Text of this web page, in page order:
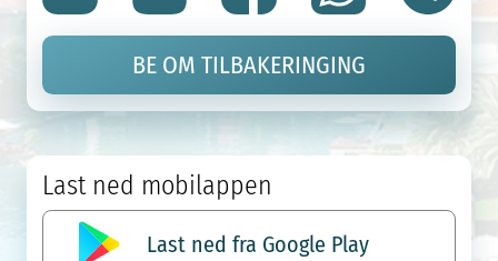
Last ned mobilappen
Last ned fra Google Play
BE OM TILBAKERINGING